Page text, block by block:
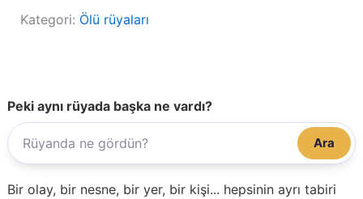
Kategori: Ölü rüyaları
Peki aynı rüyada başka ne vardı?
Ara
Bir olay, bir nesne, bir yer, bir kişi... hepsinin ayrı tabiri